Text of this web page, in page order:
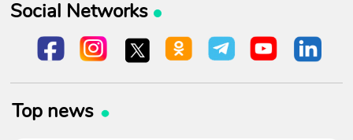
Social Networks
Top news